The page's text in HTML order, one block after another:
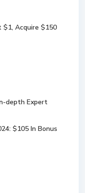
$1, Acquire $150
depth Expert
$105 In Bonus